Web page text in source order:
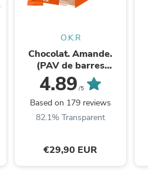
O.K.R
Chocolat. Amande.
(PAV de barres
céréales chocolat
amande / Snack)
4.89 /5
Based on 179 reviews
82.1% Transparent
€29,90 EUR